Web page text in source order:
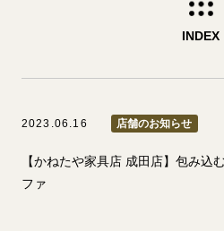
INDEX
2023.06.16 店舗のお知らせ
【かねたや家具店 成田店】包み込
ファ